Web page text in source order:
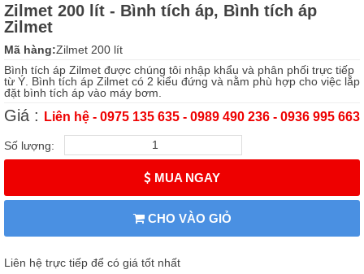
Zilmet 200 lít - Bình tích áp, Bình tích áp
Zilmet
Mã hàng:Zilmet 200 lít
Bình tích áp Zilmet được chúng tôi nhập khẩu và phân phối trực tiếp
từ Ý. Bình tích áp Zilmet có 2 kiểu đứng và nằm phù hợp cho việc lắp
đặt bình tích áp vào máy bơm.
Giá : Liên hệ - 0975 135 635 - 0989 490 236 - 0936 995 663
Số lượng:
MUA NGAY
CHO VÀO GIỎ
Liên hệ trực tiếp để có giá tốt nhất